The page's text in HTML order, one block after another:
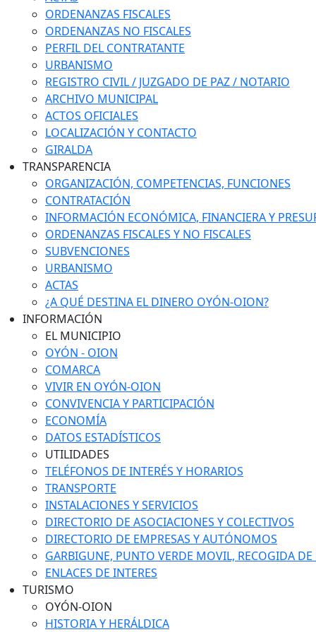
ORDENANZAS FISCALES
ORDENANZAS NO FISCALES
PERFIL DEL CONTRATANTE
URBANISMO
REGISTRO CIVIL / JUZGADO DE PAZ / NOTARIO
ARCHIVO MUNICIPAL
ACTOS OFICIALES
LOCALIZACIÓN Y CONTACTO
GIRALDA
TRANSPARENCIA
ORGANIZACIÓN, COMPETENCIAS, FUNCIONES
CONTRATACIÓN
INFORMACIÓN ECONÓMICA, FINANCIERA Y
ORDENANZAS FISCALES Y NO FISCALES
SUBVENCIONES
URBANISMO
ACTAS
¿A QUÉ DESTINA EL DINERO OYÓN-OION?
INFORMACIÓN
EL MUNICIPIO
OYÓN - OION
COMARCA
VIVIR EN OYÓN-OION
CONVIVENCIA Y PARTICIPACIÓN
ECONOMÍA
DATOS ESTADÍSTICOS
UTILIDADES
TELÉFONOS DE INTERÉS Y HORARIOS
TRANSPORTE
INSTALACIONES Y SERVICIOS
DIRECTORIO DE ASOCIACIONES Y COLECTIVOS
DIRECTORIO DE EMPRESAS Y AUTÓNOMOS
GARBIGUNE, PUNTO VERDE MOVIL, RECOGIDA DE
ENLACES DE INTERES
TURISMO
OYÓN-OION
HISTORIA Y HERÁLDICA